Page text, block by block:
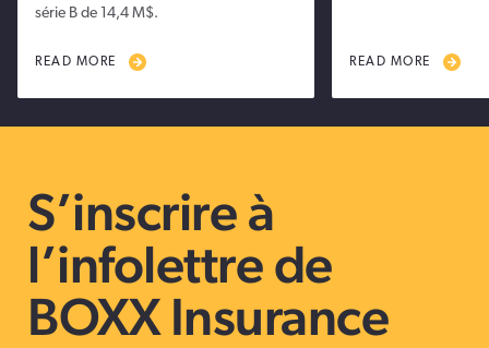
série B de 14,4 M$.
READ MORE READ MORE
S’inscrire à
l’infolettre de
BOXX Insurance